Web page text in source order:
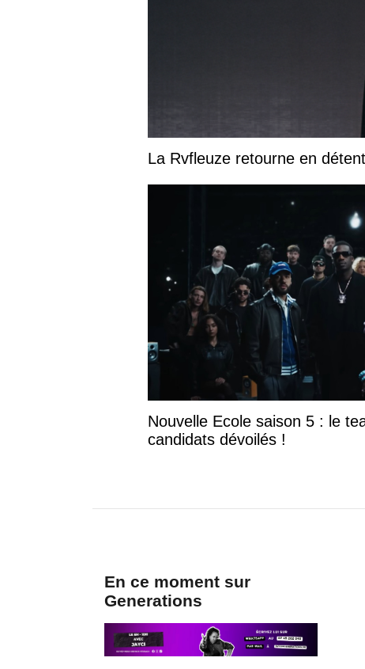
La Rvfleuze retourne en
Nouvelle Ecole saison 5 : le
candidats dévoilés !
En ce moment sur
Generations